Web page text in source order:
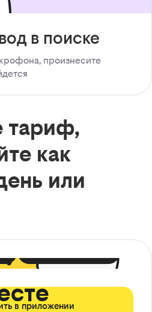
в поиске
произнесите
тариф,
как
или
в приложении